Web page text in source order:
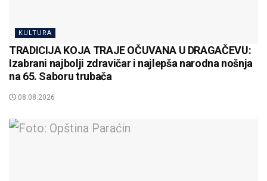
KULTURA
TRADICIJA KOJA TRAJE OČUVANA U DRAGAČEVU:
Izabrani najbolji zdravičar i najlepša narodna nošnja
na 65. Saboru trubača
08.08.2026